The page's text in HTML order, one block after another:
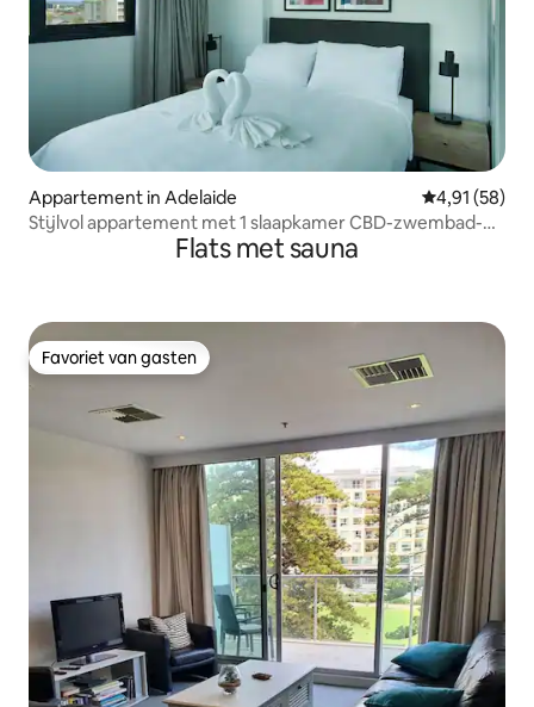
Appartement in Adelaide Gemiddelde
4,91 (58)
Stijlvol appartement met 1 slaapkamer CBD-zwembad-
fitnessruitsauna-stoomkamer
Flats met sauna
Favoriet van gasten
Favoriet van gasten